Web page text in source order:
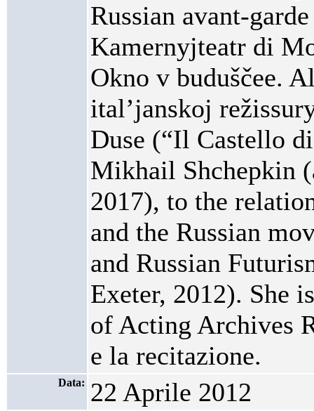
Russian avant-
Kamernyjteatr di
Okno v buduščee.
ital’janskoj
Duse (“Il Castello
Mikhail Shchepkin
2017), to the
and the Russian
and Russian
Exeter, 2012). She
of Acting Archives
e la recitazione.
Data: 22 Aprile 2012